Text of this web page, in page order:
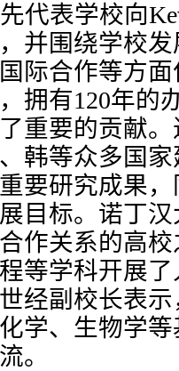
代表学校向
并围绕学校
际合作等方
拥有120年的
重要的贡献
韩等众多国
要研究成果
目标。诺丁
作关系的高
等学科开展
经副校长表
学、生物学
。